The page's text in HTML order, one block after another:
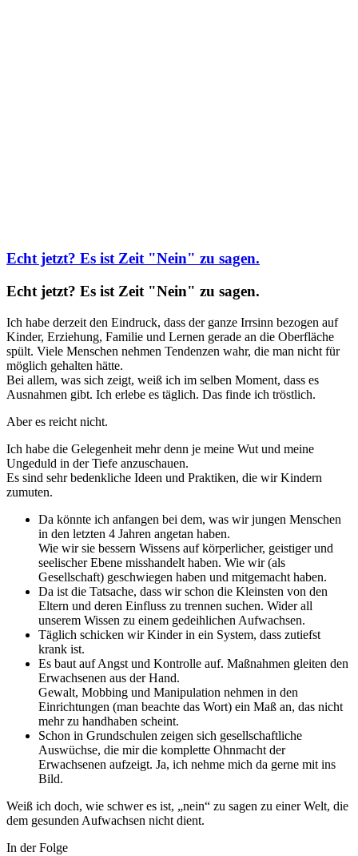
Echt jetzt? Es ist Zeit "Nein" zu sagen.
Echt jetzt? Es ist Zeit "Nein" zu sagen.
Ich habe derzeit den Eindruck, dass der ganze Irrsinn bezogen auf
Kinder, Erziehung, Familie und Lernen gerade an die Oberfläche
spült. Viele Menschen nehmen Tendenzen wahr, die man nicht für
möglich gehalten hätte.
Bei allem, was sich zeigt, weiß ich im selben Moment, dass es
Ausnahmen gibt. Ich erlebe es täglich. Das finde ich tröstlich.
Aber es reicht nicht.
Ich habe die Gelegenheit mehr denn je meine Wut und meine
Ungeduld in der Tiefe anzuschauen.
Es sind sehr bedenkliche Ideen und Praktiken, die wir Kindern
zumuten.
Da könnte ich anfangen bei dem, was wir jungen Menschen
in den letzten 4 Jahren angetan haben.
Wie wir sie bessern Wissens auf körperlicher, geistiger und
seelischer Ebene misshandelt haben. Wie wir (als
Gesellschaft) geschwiegen haben und mitgemacht haben.
Da ist die Tatsache, dass wir schon die Kleinsten von den
Eltern und deren Einfluss zu trennen suchen. Wider all
unserem Wissen zu einem gedeihlichen Aufwachsen.
Täglich schicken wir Kinder in ein System, dass zutiefst
krank ist.
Es baut auf Angst und Kontrolle auf. Maßnahmen gleiten den
Erwachsenen aus der Hand.
Gewalt, Mobbing und Manipulation nehmen in den
Einrichtungen (man beachte das Wort) ein Maß an, das nicht
mehr zu handhaben scheint.
Schon in Grundschulen zeigen sich gesellschaftliche
Auswüchse, die mir die komplette Ohnmacht der
Erwachsenen aufzeigt. Ja, ich nehme mich da gerne mit ins
Bild.
Weiß ich doch, wie schwer es ist, „nein“ zu sagen zu einer Welt, die
dem gesunden Aufwachsen nicht dient.
In der Folge